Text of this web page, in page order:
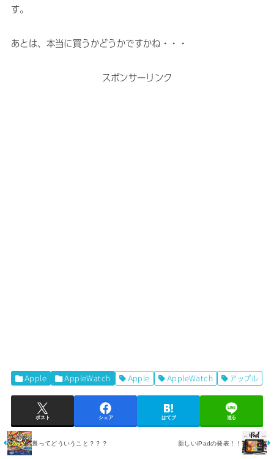
す。
あとは、本当に買うかどうかですかね・・・
スポンサーリンク
Apple AppleWatch Apple AppleWatch アップル
ポスト シェア はてブ 送る
裏ってどういうこと？？？ 新しいiPadの発表！！